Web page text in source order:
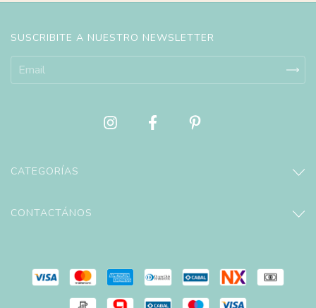
SUSCRIBITE A NUESTRO NEWSLETTER
CATEGORÍAS
CONTACTÁNOS